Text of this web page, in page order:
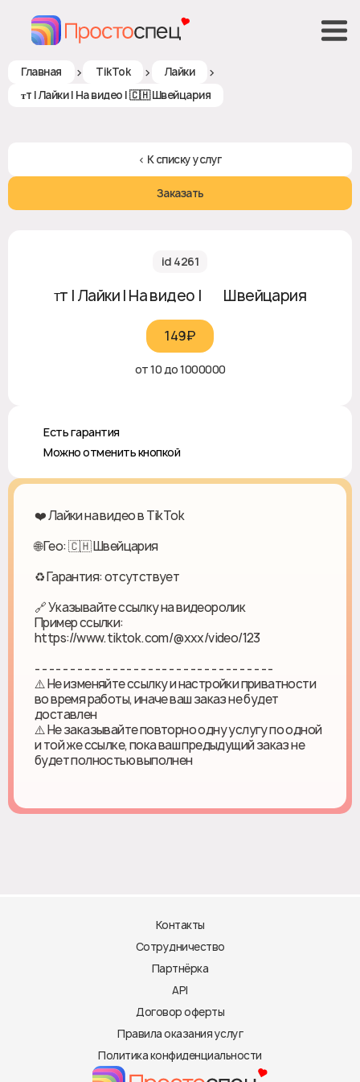
Главная > TikTok > Лайки >
ᴛт | Лайки | На видео | 🇨🇭 Швейцария
< К списку услуг
Заказать
id 4261
ᴛт | Лайки | На видео | 🇨🇭 Швейцария
149₽‎
от 10 до 1000000
♻️ Есть гарантия
❎ Можно отменить кнопкой
❤️ Лайки на видео в TikTok
🌐 Гео: 🇨🇭 Швейцария
♻ Гарантия: отсутствует
🔗 Указывайте ссылку на видеоролик
Пример ссылки:
https://www.tiktok.com/@xxx/video/123
- - - - - - - - - - - - - - - - - - - - - - - - - - - - - - - - - -
⚠️ Не изменяйте ссылку и настройки приватности
во время работы, иначе ваш заказ не будет
доставлен
⚠️ Не заказывайте повторно одну услугу по одной
и той же ссылке, пока ваш предыдущий заказ не
будет полностью выполнен
Контакты
Сотрудничество
Партнёрка
API
Договор оферты
Правила оказания услуг
Политика конфиденциальности